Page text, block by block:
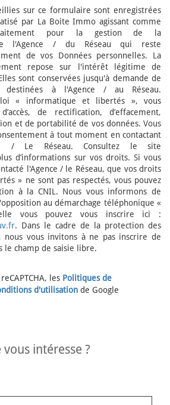
sur ce formulaire sont enregistrées
par La Boite Immo agissant comme
pour la gestion de la
l'Agence / du Réseau qui reste
de vos Données personnelles. La
repose sur l'intérêt légitime de
sont conservées jusqu'à demande de
destinées à l'Agence / au Réseau.
« informatique et libertés », vous
de rectification, d’effacement,
et de portabilité de vos données. Vous
à tout moment en contactant
/ Le Réseau. Consultez le site
d’informations sur vos droits. Si vous
l'Agence / le Réseau, que vos droits
» ne sont pas respectés, vous pouvez
à la CNIL. Nous vous informons de
au démarchage téléphonique «
vous pouvez vous inscrire ici :
. Dans le cadre de la protection des
nous vous invitons à ne pas inscrire de
le champ de saisie libre.
les Politiques de
d'utilisation de Google
vous intéresse ?